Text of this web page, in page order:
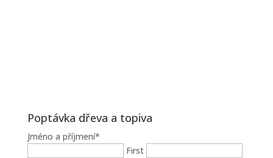
Poptávka dřeva a topiva
Jméno a příjmení*
First